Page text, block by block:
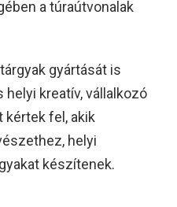
a túraútvonalak
gyártását is
kreatív, vállalkozó
kértek fel, akik
helyi
készítenek.